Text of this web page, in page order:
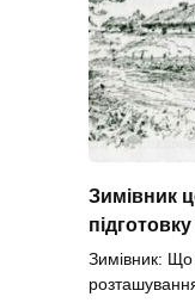
Зимівник
Зимівник: